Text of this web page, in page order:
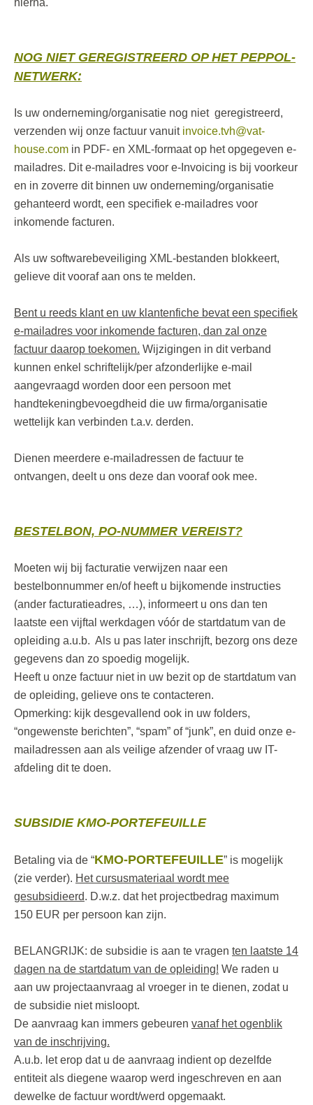
hierna.
NOG NIET GEREGISTREERD OP HET PEPPOL-
NETWERK:
Is uw onderneming/organisatie nog niet geregistreerd,
verzenden wij onze factuur vanuit invoice.tvh@vat-
house.com in PDF- en XML-formaat op het opgegeven e-
mailadres. Dit e-mailadres voor e-Invoicing is bij voorkeur
en in zoverre dit binnen uw onderneming/organisatie
gehanteerd wordt, een specifiek e-mailadres voor
inkomende facturen.
Als uw softwarebeveiliging XML-bestanden blokkeert,
gelieve dit vooraf aan ons te melden.
Bent u reeds klant en uw klantenfiche bevat een specifiek
e-mailadres voor inkomende facturen, dan zal onze
factuur daarop toekomen. Wijzigingen in dit verband
kunnen enkel schriftelijk/per afzonderlijke e-mail
aangevraagd worden door een persoon met
handtekeningbevoegdheid die uw firma/organisatie
wettelijk kan verbinden t.a.v. derden.
Dienen meerdere e-mailadressen de factuur te
ontvangen, deelt u ons deze dan vooraf ook mee.
BESTELBON, PO-NUMMER VEREIST?
Moeten wij bij facturatie verwijzen naar een
bestelbonnummer en/of heeft u bijkomende instructies
(ander facturatieadres, …), informeert u ons dan ten
laatste een vijftal werkdagen vóór de startdatum van de
opleiding a.u.b. Als u pas later inschrijft, bezorg ons deze
gegevens dan zo spoedig mogelijk.
Heeft u onze factuur niet in uw bezit op de startdatum van
de opleiding, gelieve ons te contacteren.
Opmerking: kijk desgevallend ook in uw folders,
“ongewenste berichten”, “spam” of “junk”, en duid onze e-
mailadressen aan als veilige afzender of vraag uw IT-
afdeling dit te doen.
SUBSIDIE KMO-PORTEFEUILLE
Betaling via de “KMO-PORTEFEUILLE” is mogelijk
(zie verder). Het cursusmateriaal wordt mee
gesubsidieerd. D.w.z. dat het projectbedrag maximum
150 EUR per persoon kan zijn.
BELANGRIJK: de subsidie is aan te vragen ten laatste 14
dagen na de startdatum van de opleiding! We raden u
aan uw projectaanvraag al vroeger in te dienen, zodat u
de subsidie niet misloopt.
De aanvraag kan immers gebeuren vanaf het ogenblik
van de inschrijving.
A.u.b. let erop dat u de aanvraag indient op dezelfde
entiteit als diegene waarop werd ingeschreven en aan
dewelke de factuur wordt/werd opgemaakt.